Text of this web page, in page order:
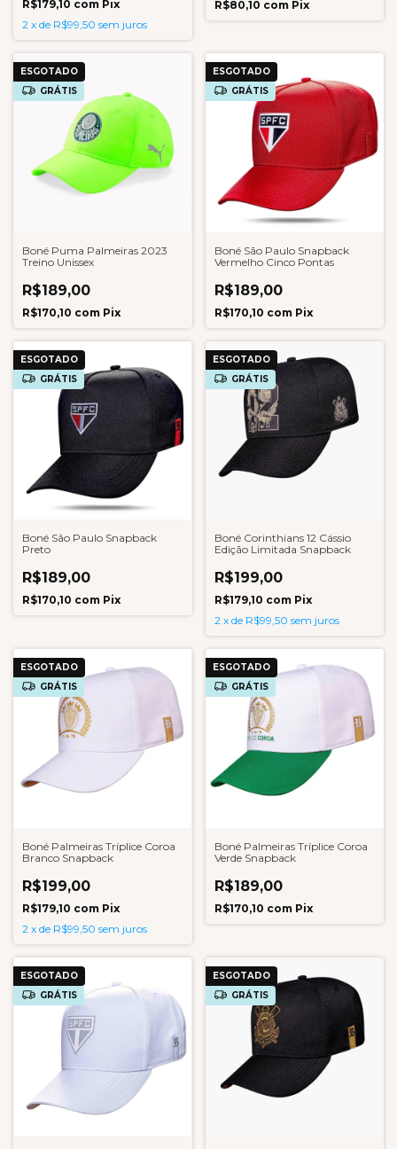
R$179,10 com Pix
2 x de R$99,50 sem juros
R$80,10 com Pix
ESGOTADO
GRÁTIS
Boné Puma Palmeiras 2023
Treino Unissex
R$189,00
R$170,10 com Pix
ESGOTADO
GRÁTIS
Boné São Paulo Snapback
Vermelho Cinco Pontas
R$189,00
R$170,10 com Pix
ESGOTADO
GRÁTIS
Boné São Paulo Snapback
Preto
R$189,00
R$170,10 com Pix
ESGOTADO
GRÁTIS
Boné Corinthians 12 Cássio
Edição Limitada Snapback
R$199,00
R$179,10 com Pix
2 x de R$99,50 sem juros
ESGOTADO
GRÁTIS
Boné Palmeiras Tríplice Coroa
Branco Snapback
R$199,00
R$179,10 com Pix
2 x de R$99,50 sem juros
ESGOTADO
GRÁTIS
Boné Palmeiras Tríplice Coroa
Verde Snapback
R$189,00
R$170,10 com Pix
ESGOTADO
GRÁTIS
ESGOTADO
GRÁTIS